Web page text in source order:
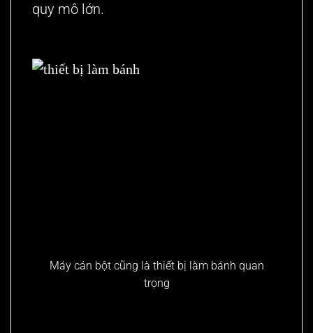
quy mô lớn.
Máy cán bột cũng là thiết bị làm bánh quan
trọng